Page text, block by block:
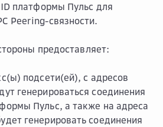
платформы Пульс для
Peering-связности.
предоставляет:
подсети(ей), с адресов
генерироваться соединения
Пульс, а также на адреса
генерировать соединения